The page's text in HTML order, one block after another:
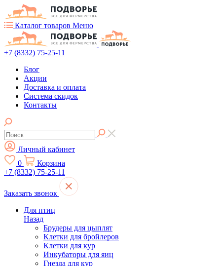
Каталог товаров Меню
+7 (8332) 75-25-11
Блог
Акции
Доставка и оплата
Система скидок
Контакты
Личный кабинет
0
Корзина
+7 (8332) 75-25-11
Заказать звонок
Для птиц
Назад
Брудеры для цыплят
Клетки для бройлеров
Клетки для кур
Инкубаторы для яиц
Гнезда для кур